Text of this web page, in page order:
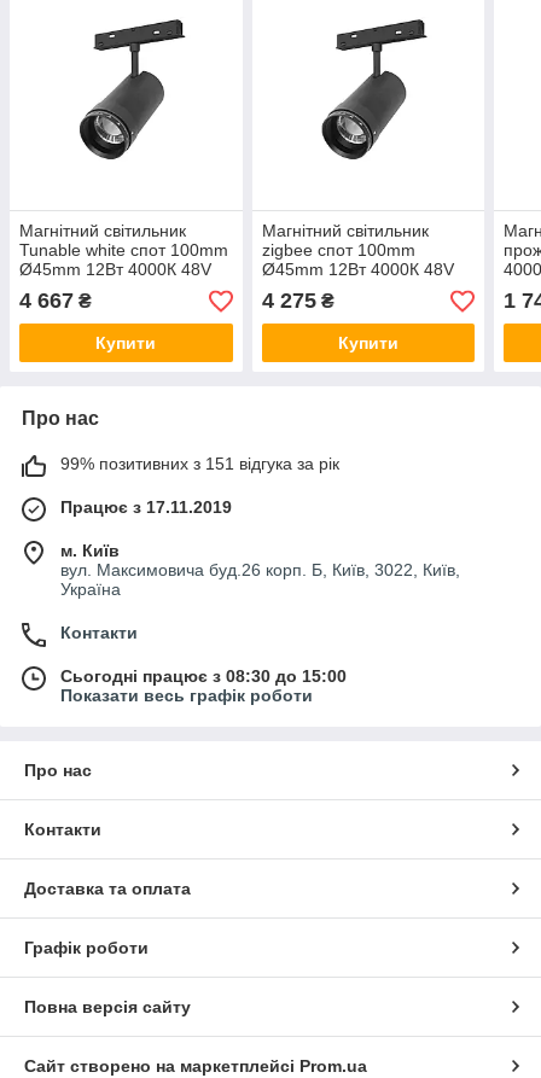
Магнітний світильник
Tunable white спот 100mm
Ø45mm 12Вт 4000К 48V
чорний LTR-MS26-T D45
Focus-12W
4 667 ₴
Купити
Магнітний світильник
zigbee спот 100mm
Ø45mm 12Вт 4000К 48V
чорний LTR-MS26-T D45
Focus-12W
4 275₴
Купити
1
Про нас
99% позитивних з 151 відгука за рік
Працює з 17.11.2019
м. Київ
вул. Максимовича буд.26 корп. Б, Київ, 3022, Київ,
Україна
Контакти
Сьогодні працює з 08:30 до 15:00
Показати весь графік роботи
Про нас
Контакти
Доставка та оплата
Графік роботи
Повна версія сайту
Сайт створено на маркетплейсі Prom.ua